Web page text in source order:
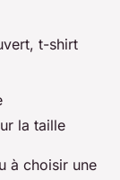
t-shirt
la taille
à choisir une